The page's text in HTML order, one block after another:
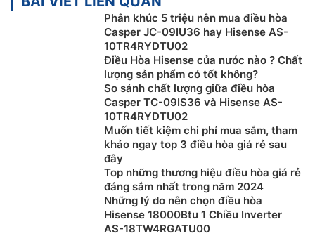
Chế độ tiết kiệm điện Eco Mode
Dù không phải là máy điều hòa inverter nhưng chiếc
điều hòa Hisense giá rẻAS-12CR4RVEDJ01 này được
trang bị chế độ tiết kiệm điện Eco giúp giảm mức tiêu
thụ điện lên đến 30% so với chế độ hoạt động thông
Phân khúc 5 triệu nên mua điều hòa
Casper JC-09IU36 hay Hisense AS-
10TR4RYDTU02
Điều Hòa Hisense của nước nào ? Chất
lượng sản phẩm có tốt không?
So sánh chất lượng giữa điều hòa
Casper TC-09IS36 và Hisense AS-
10TR4RYDTU02
Muốn tiết kiệm chi phí mua sắm, tham
khảo ngay top 3 điều hòa giá rẻ sau
đây
Top những thương hiệu điều hòa giá rẻ
đáng sắm nhất trong năm 2024
Những lý do nên chọn điều hòa
Hisense 18000Btu 1 Chiều Inverter
AS-18TW4RGATU00